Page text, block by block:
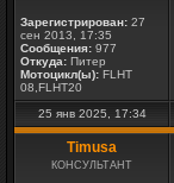
Зарегистрирован: 27
сен 2013, 17:35
Сообщения: 977
Откуда: Питер
Мотоцикл(ы): FLHT
08,FLHT20
25 янв 2025, 17:34
Timusa
КОНСУЛЬТАНТ